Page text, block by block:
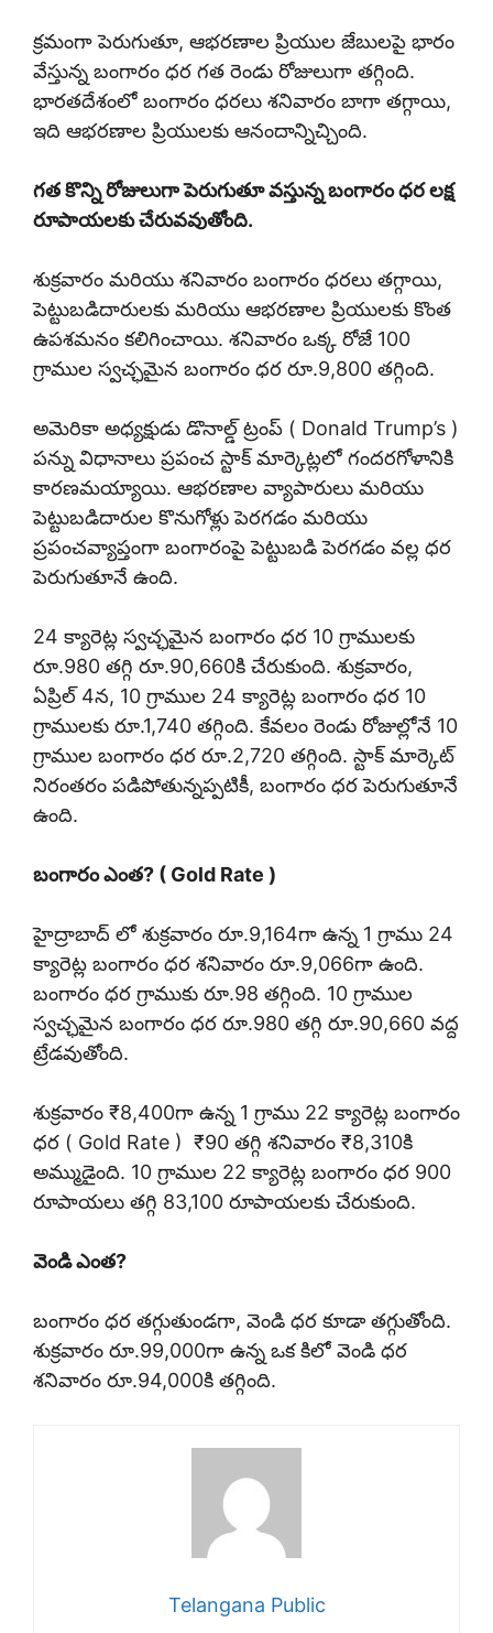
క్రమంగా పెరుగుతూ, ఆభరణాల ప్రియుల జేబులపై భారం
వేస్తున్న బంగారం ధర గత రెండు రోజులుగా తగ్గింది.
భారతదేశంలో బంగారం ధరలు శనివారం బాగా తగ్గాయి,
ఇది ఆభరణాల ప్రియులకు ఆనందాన్నిచ్చింది.
గత కొన్ని రోజులుగా పెరుగుతూ వస్తున్న బంగారం ధర లక్ష
రూపాయలకు చేరువవుతోంది.
శుక్రవారం మరియు శనివారం బంగారం ధరలు తగ్గాయి,
పెట్టుబడిదారులకు మరియు ఆభరణాల ప్రియులకు కొంత
ఉపశమనం కలిగించాయి. శనివారం ఒక్క రోజే 100
గ్రాముల స్వచ్ఛమైన బంగారం ధర రూ.9,800 తగ్గింది.
అమెరికా అధ్యక్షుడు డొనాల్డ్ ట్రంప్ ( Donald Trump’s )
పన్ను విధానాలు ప్రపంచ స్టాక్ మార్కెట్లలో గందరగోళానికి
కారణమయ్యాయి. ఆభరణాల వ్యాపారులు మరియు
పెట్టుబడిదారుల కొనుగోళ్లు పెరగడం మరియు
ప్రపంచవ్యాప్తంగా బంగారంపై పెట్టుబడి పెరగడం వల్ల ధర
పెరుగుతూనే ఉంది.
24 క్యారెట్ల స్వచ్ఛమైన బంగారం ధర 10 గ్రాములకు
రూ.980 తగ్గి రూ.90,660కి చేరుకుంది. శుక్రవారం,
ఏప్రిల్ 4న, 10 గ్రాముల 24 క్యారెట్ల బంగారం ధర 10
గ్రాములకు రూ.1,740 తగ్గింది. కేవలం రెండు రోజుల్లోనే 10
గ్రాముల బంగారం ధర రూ.2,720 తగ్గింది. స్టాక్ మార్కెట్
నిరంతరం పడిపోతున్నప్పటికీ, బంగారం ధర పెరుగుతూనే
ఉంది.
బంగారం ఎంత? ( Gold Rate )
హైద్రాబాద్ లో శుక్రవారం రూ.9,164గా ఉన్న 1 గ్రాము 24
క్యారెట్ల బంగారం ధర శనివారం రూ.9,066గా ఉంది.
బంగారం ధర గ్రాముకు రూ.98 తగ్గింది. 10 గ్రాముల
స్వచ్ఛమైన బంగారం ధర రూ.980 తగ్గి రూ.90,660 వద్ద
ట్రేడవుతోంది.
శుక్రవారం ₹8,400గా ఉన్న 1 గ్రాము 22 క్యారెట్ల బంగారం
ధర ( Gold Rate ) ₹90 తగ్గి శనివారం ₹8,310కి
అమ్ముడైంది. 10 గ్రాముల 22 క్యారెట్ల బంగారం ధర 900
రూపాయలు తగ్గి 83,100 రూపాయలకు చేరుకుంది.
వెండి ఎంత?
బంగారం ధర తగ్గుతుండగా, వెండి ధర కూడా తగ్గుతోంది.
శుక్రవారం రూ.99,000గా ఉన్న ఒక కిలో వెండి ధర
శనివారం రూ.94,000కి తగ్గింది.
Telangana Public